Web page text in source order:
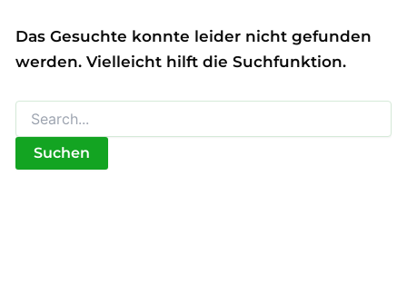
Das Gesuchte konnte leider nicht gefunden
werden. Vielleicht hilft die Suchfunktion.
nach: